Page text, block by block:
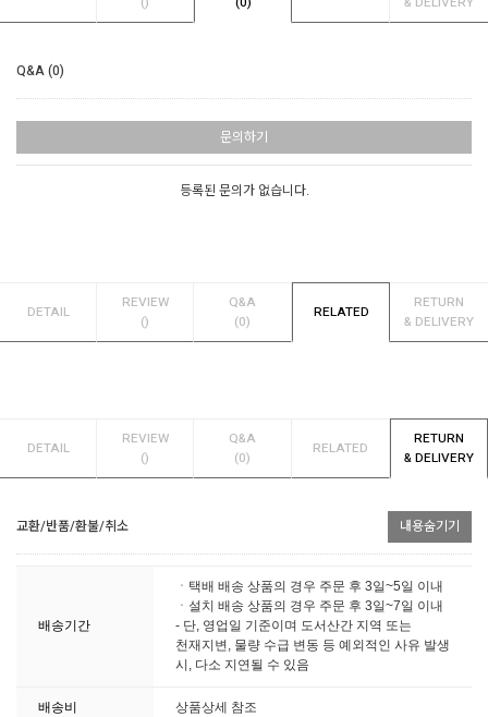
Q&A (0)
문의하기
등록된 문의가 없습니다.
DETAIL
REVIEW
()
Q&A
(0)
RELATED
RETURN
& DELIVERY
DETAIL
REVIEW
()
Q&A
(0)
RELATED
RETURN
& DELIVERY
교환/반품/환불/취소 내용숨기기
배송기간
ㆍ택배 배송 상품의 경우 주문 후 3일~5일 이내
ㆍ설치 배송 상품의 경우 주문 후 3일~7일 이내
- 단, 영업일 기준이며 도서산간 지역 또는
천재지변, 물량 수급 변동 등 예외적인 사유 발생
시, 다소 지연될 수 있음
배송비 상품상세 참조